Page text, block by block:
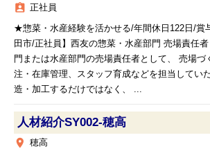
assignment_ind 正社員
★惣菜・水産経験を活かせる/年間休日122日/
田市/正社員】西友の惣菜・水産部門 売場責任
門または水産部門の売場責任者として、 売場づ
注・在庫管理、スタッフ育成などを担当してい
造・加工するだけではなく、 ...
人材紹介SY002‐穂高
place 穂高